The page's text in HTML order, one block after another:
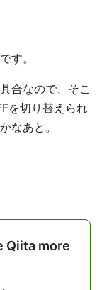
す。
合なので、そこ
を切り替えられ
なあと。
Qiita more